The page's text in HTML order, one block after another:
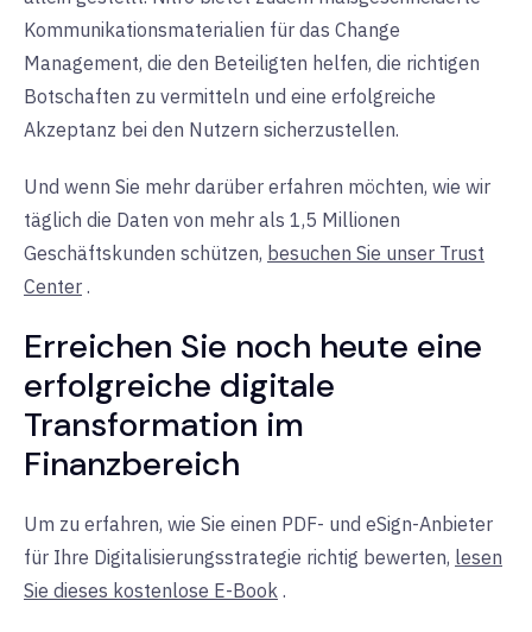
Kommunikationsmaterialien für das Change
Management, die den Beteiligten helfen, die richtigen
Botschaften zu vermitteln und eine erfolgreiche
Akzeptanz bei den Nutzern sicherzustellen.
Und wenn Sie mehr darüber erfahren möchten, wie wir
täglich die Daten von mehr als 1,5 Millionen
Geschäftskunden schützen, besuchen Sie unser Trust
Center .
Erreichen Sie noch heute eine
erfolgreiche digitale
Transformation im
Finanzbereich
Um zu erfahren, wie Sie einen PDF- und eSign-Anbieter
für Ihre Digitalisierungsstrategie richtig bewerten, lesen
Sie dieses kostenlose E-Book .